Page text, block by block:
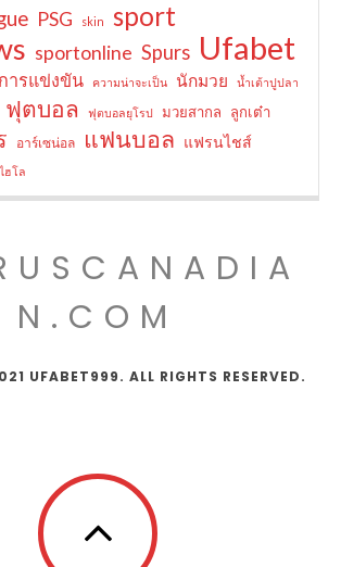
PSG skin sport
sportonline Spurs Ufabet
การแข่งขัน ความน่าจะเป็น นักมวย น้ำเต้าปูปลา
ฟุตบอล ฟุตบอลยุโรป มวยสากล ลูกเต๋า
อาร์เซน่อล แฟนบอล แฟรนไชส์
ไฮโล
N.COM
UFABET999. ALL RIGHTS RESERVED.